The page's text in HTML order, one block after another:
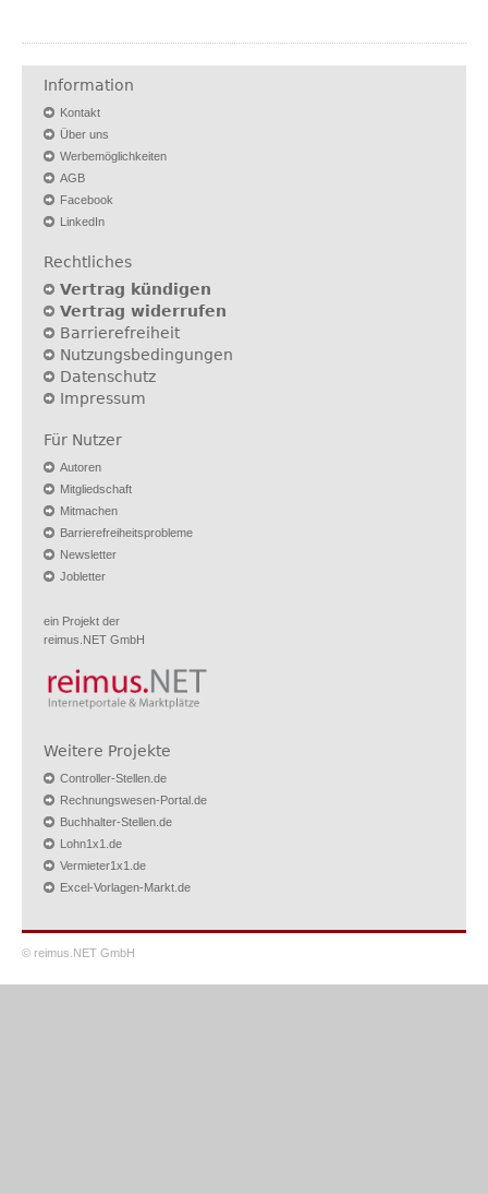
Information
Kontakt
Über uns
Werbemöglichkeiten
AGB
Facebook
LinkedIn
Rechtliches
Vertrag kündigen
Vertrag widerrufen
Barrierefreiheit
Nutzungsbedingungen
Datenschutz
Impressum
Für Nutzer
Autoren
Mitgliedschaft
Mitmachen
Barrierefreiheitsprobleme
Newsletter
Jobletter
ein Projekt der
reimus.NET GmbH
Weitere Projekte
Controller-Stellen.de
Rechnungswesen-Portal.de
Buchhalter-Stellen.de
Lohn1x1.de
Vermieter1x1.de
Excel-Vorlagen-Markt.de
© reimus.NET GmbH